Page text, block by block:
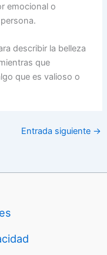
emocional o
describir la belleza
que
que es valioso o
Entrada siguiente →